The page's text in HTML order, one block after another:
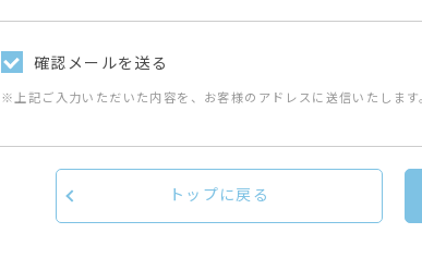
確認メールを送る
※上記ご入力いただいた内容を、お客様のアドレスに送信いたします
トップに戻る